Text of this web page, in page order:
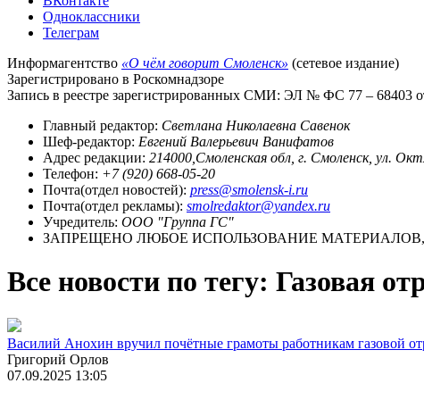
Одноклассники
Телеграм
Информагентство «О чём говорит Смоленск» (сетевое издание)
Зарегистрировано в Роскомнадзоре
Запись в реестре зарегистрированных СМИ: ЭЛ № ФС 77 – 68403
Главный редактор: Светлана Николаевна Савенок
Шеф-редактор: Евгений Валерьевич Ванифатов
Адрес редакции: 214000,Смоленская обл, г. Смоленск, ул.
Телефон: +7 (920) 668-05-20
Почта(отдел новостей): press@smolensk-i.ru
Почта(отдел рекламы): smolredaktor@yandex.ru
Учредитель: ООО "Группа ГС"
ЗАПРЕЩЕНО ЛЮБОЕ ИСПОЛЬЗОВАНИЕ
Все новости по тегу: Газовая
Василий Анохин вручил почётные грамоты работникам газовой
Григорий Орлов
07.09.2025 13:05